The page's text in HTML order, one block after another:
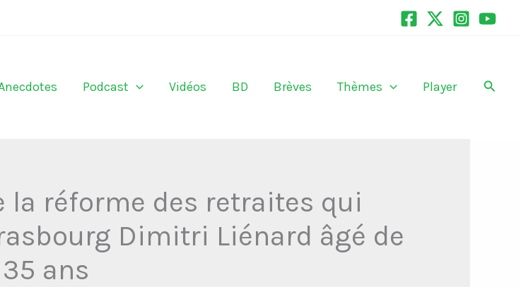
Podcast Vidéos BD Brèves Thèmes Player
la réforme des retraites qui
Dimitri Liénard âgé de
35 ans